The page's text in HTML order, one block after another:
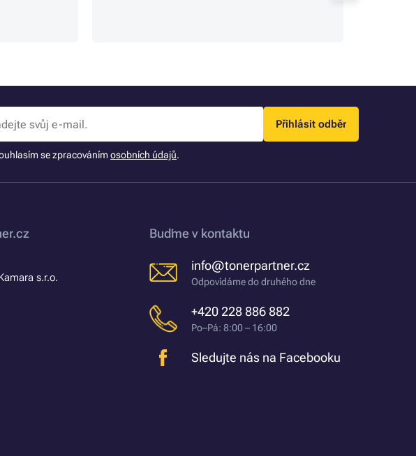
Přihlásit odběr
se zpracovánímosobních údajů.
s.r.o.
Buďme v kontaktu
info@tonerpartner.cz
Odpovídáme do druhého dne
+420 228 886 882
Po–Pá: 8:00 – 16:00
Sledujte nás na Facebooku